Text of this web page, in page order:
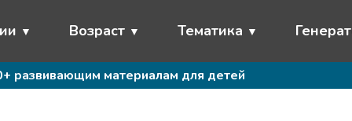
Возраст Тематика
развивающим материалам для детей